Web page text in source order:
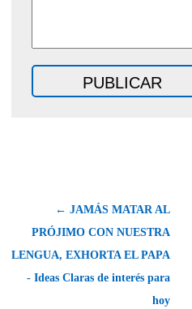
← JAMÁS MATAR AL
PRÓJIMO CON NUESTRA
LENGUA, EXHORTA EL PAPA
- Ideas Claras de interés para
hoy